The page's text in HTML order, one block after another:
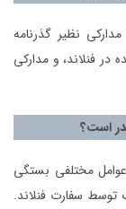
نظیر گذرنامه
در فنلاند، و مدارکی
است؟
مختلفی بستگی
توسط سفارت فنلاند.